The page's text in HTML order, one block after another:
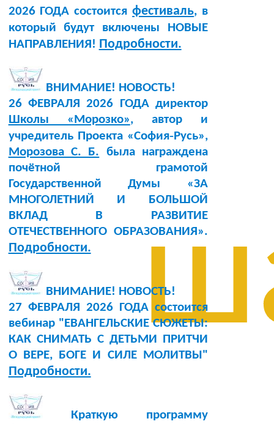
2026 ГОДА состоитсяфестиваль, в
который будут включены НОВЫЕ
НАПРАВЛЕНИЯ! Подробности.
ВНИМАНИЕ! НОВОСТЬ!
26 ФЕВРАЛЯ 2026 ГОДА директор
Школы «Морозко», автор и
учредитель Проекта «София‑Русь»,
Морозова С. Б. была награждена
почётной грамотой
Государственной Думы «ЗА
МНОГОЛЕТНИЙ И БОЛЬШОЙ
ВКЛАД В РАЗВИТИЕ
ОТЕЧЕСТВЕННОГО ОБРАЗОВАНИЯ».
Подробности.
ВНИМАНИЕ! НОВОСТЬ!
27 ФЕВРАЛЯ 2026 ГОДА состоится
вебинар "ЕВАНГЕЛЬСКИЕ СЮЖЕТЫ:
КАК СНИМАТЬ С ДЕТЬМИ ПРИТЧИ
О ВЕРЕ, БОГЕ И СИЛЕ МОЛИТВЫ"
Подробности.
Краткую программу